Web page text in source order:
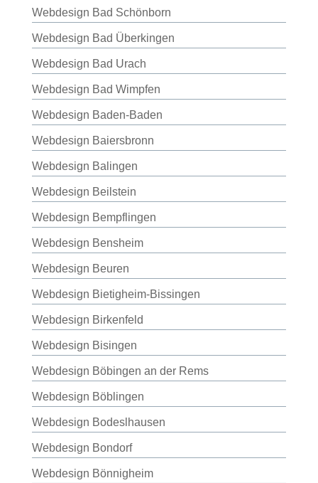
Webdesign Bad Schönborn
Webdesign Bad Überkingen
Webdesign Bad Urach
Webdesign Bad Wimpfen
Webdesign Baden-Baden
Webdesign Baiersbronn
Webdesign Balingen
Webdesign Beilstein
Webdesign Bempflingen
Webdesign Bensheim
Webdesign Beuren
Webdesign Bietigheim-Bissingen
Webdesign Birkenfeld
Webdesign Bisingen
Webdesign Böbingen an der Rems
Webdesign Böblingen
Webdesign Bodeslhausen
Webdesign Bondorf
Webdesign Bönnigheim